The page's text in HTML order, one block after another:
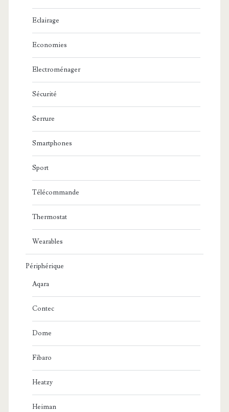
Eclairage
Economies
Electroménager
Sécurité
Serrure
Smartphones
Sport
Télécommande
Thermostat
Wearables
Périphérique
Aqara
Contec
Dome
Fibaro
Heatzy
Heiman